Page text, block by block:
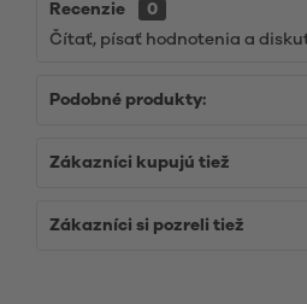
Recenzie
0
Čítať, písať hodnotenia a
Podobné produkty:
Zákazníci kupujú tiež
Zákazníci si pozreli tiež